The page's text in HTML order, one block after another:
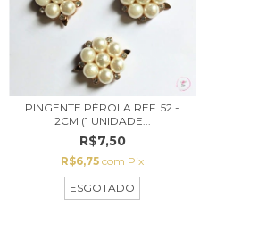
PINGENTE PÉROLA REF. 52 -
2CM (1 UNIDADE...
R$7,50
R$6,75 com Pix
ESGOTADO